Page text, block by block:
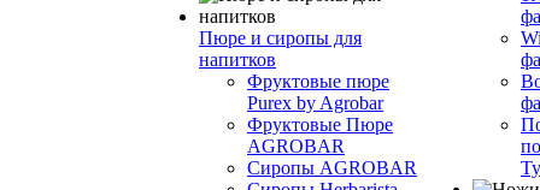
Пюре и сиропы для
напитков
Фруктовые пюре
Purex by Agrobar
Фруктовые Пюре
AGROBAR
Сиропы AGROBAR